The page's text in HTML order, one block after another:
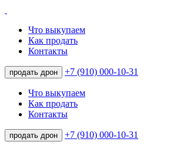
Что выкупаем
Как продать
Контакты
продать дрон +7 (910) 000-10-31
Что выкупаем
Как продать
Контакты
продать дрон +7 (910) 000-10-31